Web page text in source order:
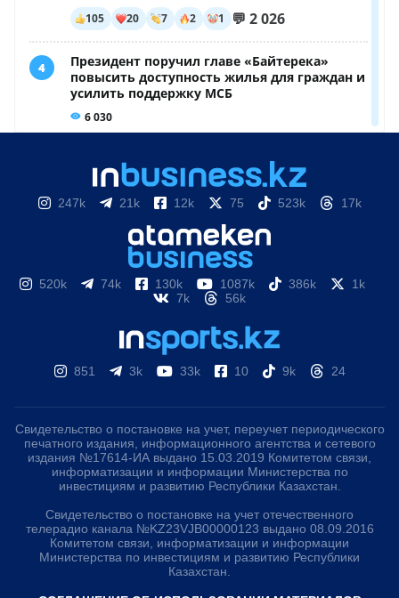
247k 21k 12k 75 523k 17k
520k 74k 130k 1087k 386k
1k
7k
56k
851 3k 33k 10 9k 24
Свидетельство о постановке на учет, переучет периодического
печатного издания, информационного агентства и сетевого
издания №17614-ИА выдано 15.03.2019 Комитетом связи,
информатизации и информации Министерства по
инвестициям и развитию Республики Казахстан.
Свидетельство о постановке на учет отечественного
телерадио канала №KZ23VJB00000123 выдано 08.09.2016
Комитетом связи, информатизации и информации
Министерства по инвестициям и развитию Республики
Казахстан.